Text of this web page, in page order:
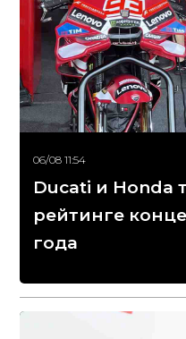
06/08 11:54
Ducati и Honda
рейтинге
года